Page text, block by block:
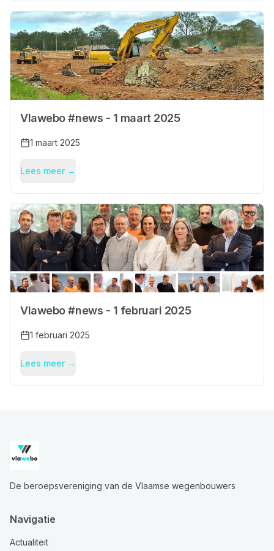
Vlawebo #news - 1 maart 2025
1 maart 2025
Lees meer →
Vlawebo #news - 1 februari 2025
1 februari 2025
Lees meer →
De beroepsvereniging van de Vlaamse wegenbouwers
Navigatie
Actualiteit